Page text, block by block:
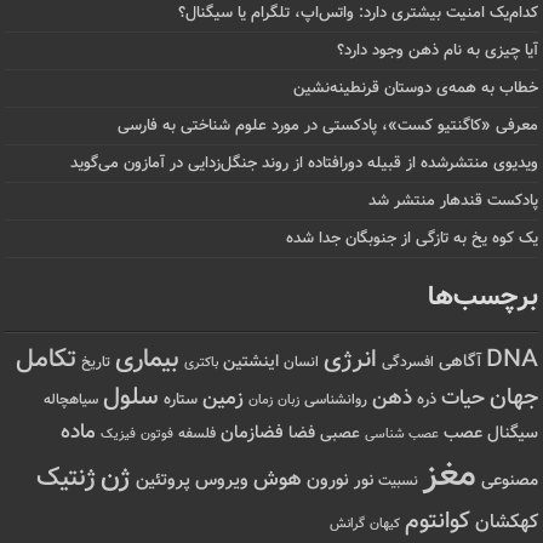
کدام‌یک امنیت بیشتری دارد: واتس‌اپ، تلگرام یا سیگنال؟
آیا چیزی به نام ذهن وجود دارد؟
خطاب به همه‌ی دوستان قرنطینه‌نشین
معرفی «کاگنتیو کست»، پادکستی در مورد علوم شناختی به فارسی
ویدیوی منتشرشده از قبیله دورافتاده‌ از روند جنگل‌زدایی در آمازون می‌گوید
پادکست قندهار منتشر شد
یک کوه یخ به تازگی از جنوبگان جدا شده
برچسب‌ها
DNA آگاهی افسردگی انرژی انسان اینشتین باکتری بیماری تاریخ تکامل
جهانحیات ذره ذهن روانشناسی زبان زمان زمین ستاره سلول سیاهچاله
سیگنال عصب عصب شناسی عصبی فضا فضازمان فلسفه فوتون فیزیک ماده
مصنوعی مغز نسبیت نور نورون هوش ویروس پروتئین ژنژنتیک
کهکشانکوانتوم کیهان گرانش